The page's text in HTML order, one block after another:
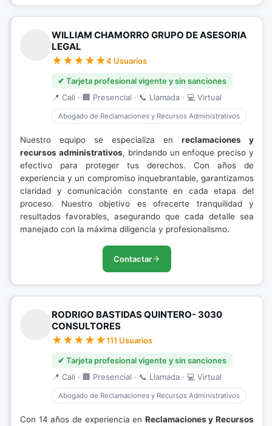
WILLIAM CHAMORRO GRUPO DE ASESORIA
LEGAL
4 Usuarios
✔ Tarjeta profesional vigente y sin sanciones
📍 Cali · 🏢 Presencial · 📞 Llamada · 💻 Virtual
Abogado de Reclamaciones y Recursos Administrativos
Nuestro equipo se especializa en reclamaciones y
recursos administrativos, brindando un enfoque preciso y
efectivo para proteger tus derechos. Con años de
experiencia y un compromiso inquebrantable, garantizamos
claridad y comunicación constante en cada etapa del
proceso. Nuestro objetivo es ofrecerte tranquilidad y
resultados favorables, asegurando que cada detalle sea
manejado con la máxima diligencia y profesionalismo.
Contactar
RODRIGO BASTIDAS QUINTERO- 3030
CONSULTORES
111 Usuarios
✔ Tarjeta profesional vigente y sin sanciones
📍 Cali · 🏢 Presencial · 📞 Llamada · 💻 Virtual
Abogado de Reclamaciones y Recursos Administrativos
Con 14 años de experiencia en Reclamaciones y Recursos